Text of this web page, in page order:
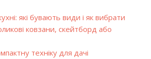
які бувають види і як вибрати
ковзани, скейтборд або
техніку для дачі